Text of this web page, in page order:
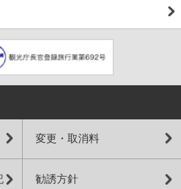
変更・取消料
勧誘方針